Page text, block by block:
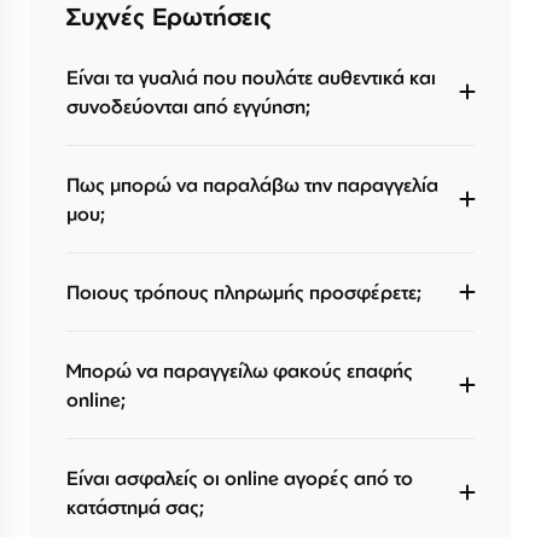
Συχνές Ερωτήσεις
Είναι τα γυαλιά που πουλάτε αυθεντικά και
συνοδεύονται από εγγύηση;
Πως μπορώ να παραλάβω την παραγγελία
μου;
Ποιους τρόπους πληρωμής προσφέρετε;
Μπορώ να παραγγείλω φακούς επαφής
online;
Είναι ασφαλείς οι online αγορές από το
κατάστημά σας;